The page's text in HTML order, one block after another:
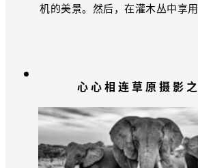
机的美景。然后，在灌木丛中享用
心心相连草原摄影